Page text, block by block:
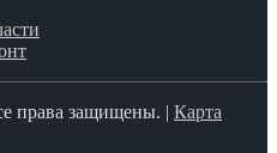
права защищены. | Карта